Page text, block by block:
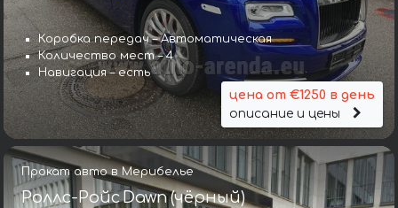
Коробка передач – Автоматическая
Количество мест – 4
Навигация – есть
цена от €1250 в день
описание и цены
Прокат авто в Мерибелье
Роллс-Ройс Dawn (чёрный)